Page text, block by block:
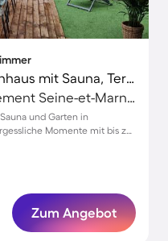
Familienorientiertes Ferienhaus mit Sauna, Terrasse und Garten | Ideal für Homeoffice
Fontainebleau, Département Seine-et-Marne, Frankreich
und Garten in
Momente mit bis zu
Zum Angebot